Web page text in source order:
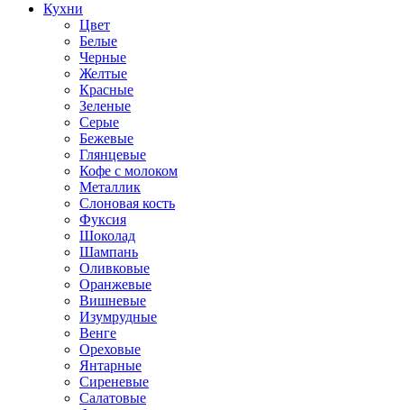
Кухни
Цвет
Белые
Черные
Желтые
Красные
Зеленые
Серые
Бежевые
Глянцевые
Кофе с молоком
Металлик
Слоновая кость
Фуксия
Шоколад
Шампань
Оливковые
Оранжевые
Вишневые
Изумрудные
Венге
Ореховые
Янтарные
Сиреневые
Салатовые